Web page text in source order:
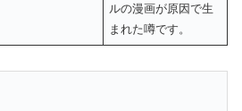
ルの漫画が原因で生
まれた噂です。